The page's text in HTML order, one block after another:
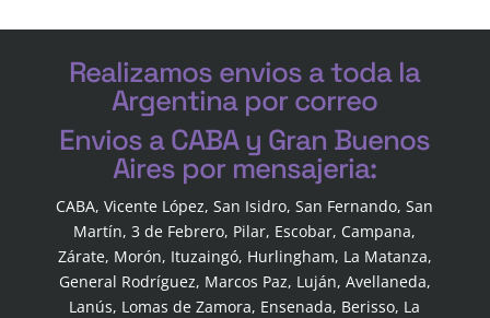
Realizamos envios a toda la
Argentina por correo
Envios a CABA y Gran Buenos
Aires por mensajeria:
CABA, Vicente López, San Isidro, San Fernando, San
Martín, 3 de Febrero, Pilar, Escobar, Campana,
Zárate, Morón, Ituzaingó, Hurlingham, La Matanza,
General Rodríguez, Marcos Paz, Luján, Avellaneda,
Lanús, Lomas de Zamora, Ensenada, Berisso, La